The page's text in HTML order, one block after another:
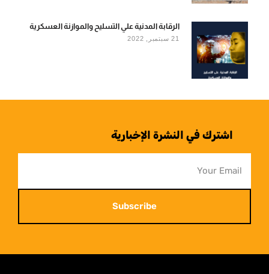
الرقابة المدنية علي التسليح والموازنة العسكرية
21 سبتمبر, 2022
اشترك في النشرة الإخبارية
Subscribe